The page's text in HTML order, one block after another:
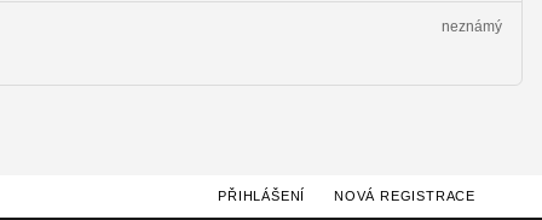
neznámý
PŘIHLÁŠENÍ NOVÁ REGISTRACE